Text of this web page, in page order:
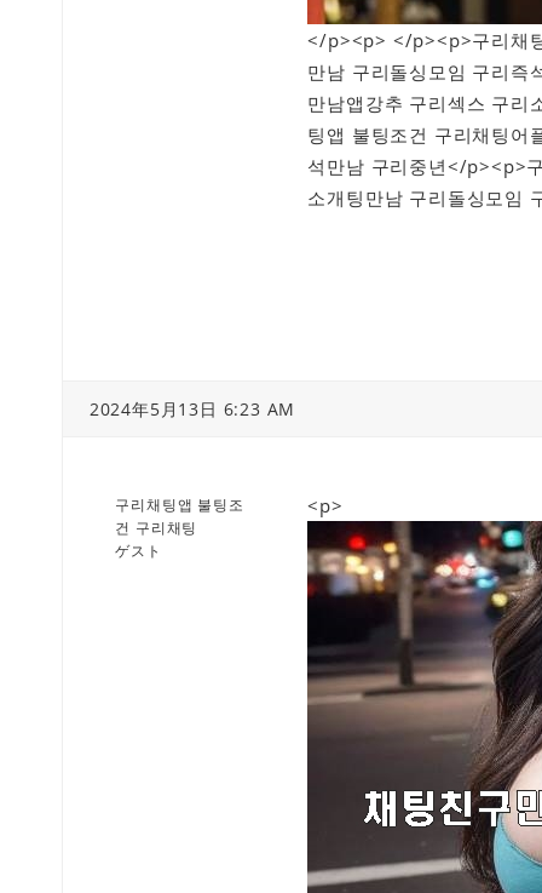
</p><p> </p><p>구리채
만남 구리돌싱모임 구리즉
만남앱강추 구리섹스 구리
팅앱 불팅조건 구리채팅어
석만남 구리중년</p><p>
소개팅만남 구리돌싱모임
2024年5月13日 6:23 AM
구리채팅앱 불팅조
건 구리채팅
ゲスト
<p>